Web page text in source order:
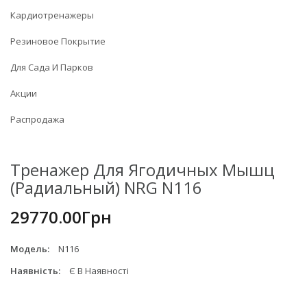
Кардиотренажеры
Резиновое Покрытие
Для Сада И Парков
Акции
Распродажа
Тренажер Для Ягодичных Мышц
(радиальный) NRG N116
29770.00Грн
Модель:
N116
Наявність:
Є В Наявності